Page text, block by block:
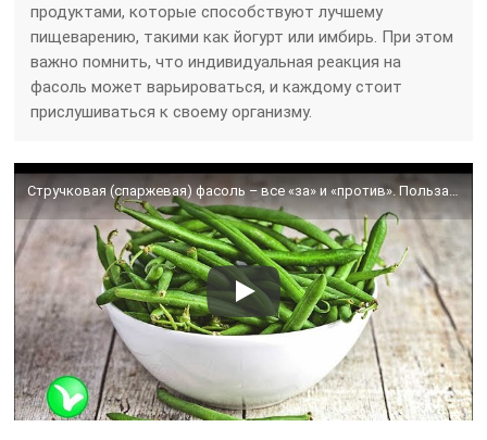
продуктами, которые способствуют лучшему
пищеварению, такими как йогурт или имбирь. При этом
важно помнить, что индивидуальная реакция на
фасоль может варьироваться, и каждому стоит
прислушиваться к своему организму.